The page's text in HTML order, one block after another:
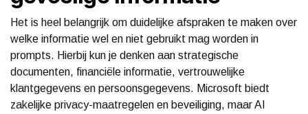
Het is heel belangrijk om duidelijke afspraken te maken over
welke informatie wel en niet gebruikt mag worden in
prompts. Hierbij kun je denken aan strategische
documenten, financiële informatie, vertrouwelijke
klantgegevens en persoonsgegevens. Microsoft biedt
zakelijke privacy-maatregelen en beveiliging, maar AI